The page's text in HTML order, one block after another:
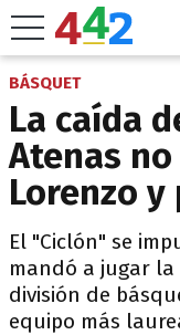
BÁSQUET
La caída
Atenas
Lorenzo
El "Ciclón" se
mandó a jugar
división de
equipo más